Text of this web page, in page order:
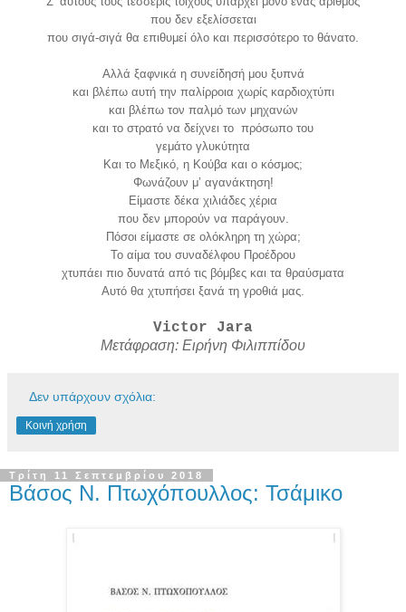
που δεν εξελίσσεται
που σιγά-σιγά θα επιθυμεί όλο και περισσότερο το θάνατο.
Αλλά ξαφνικά η συνείδησή μου ξυπνά
και βλέπω αυτή την παλίρροια χωρίς καρδιοχτύπι
και βλέπω τον παλμό των μηχανών
και το στρατό να δείχνει το πρόσωπο του
γεμάτο γλυκύτητα
Και το Μεξικό, η Κούβα και ο κόσμος;
Φωνάζουν μ’ αγανάκτηση!
Είμαστε δέκα χιλιάδες χέρια
που δεν μπορούν να παράγουν.
Πόσοι είμαστε σε ολόκληρη τη χώρα;
Το αίμα του συναδέλφου Προέδρου
χτυπάει πιο δυνατά από τις βόμβες και τα θραύσματα
Αυτό θα χτυπήσει ξανά τη γροθιά μας.
Victor Jara
Μετάφραση: Ειρήνη Φιλιππίδου
Δεν υπάρχουν σχόλια:
Κοινή χρήση
Τρίτη 11 Σεπτεμβρίου 2018
Βάσος Ν. Πτωχόπουλλος: Τσάμικο